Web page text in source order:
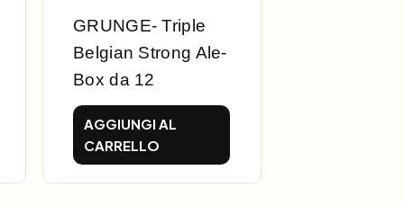
GRUNGE- Triple
Belgian Strong Ale-
Box da 12
AGGIUNGI AL
CARRELLO